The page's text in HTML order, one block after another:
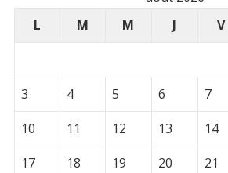
L
M M J V
3
4 5 6 7
10
11 12 13 14
17
18 19 20 21